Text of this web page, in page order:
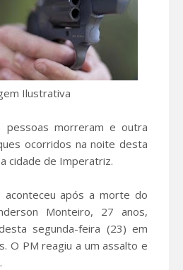
Ilustrativa
pessoas morreram e outra
ocorridos na noite desta
cidade de Imperatriz.
aconteceu após a morte do
Monteiro, 27 anos,
segunda-feira (23) em
O PM reagiu a um assalto e